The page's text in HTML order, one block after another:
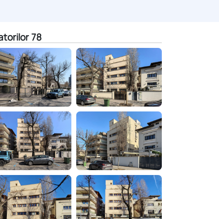
78